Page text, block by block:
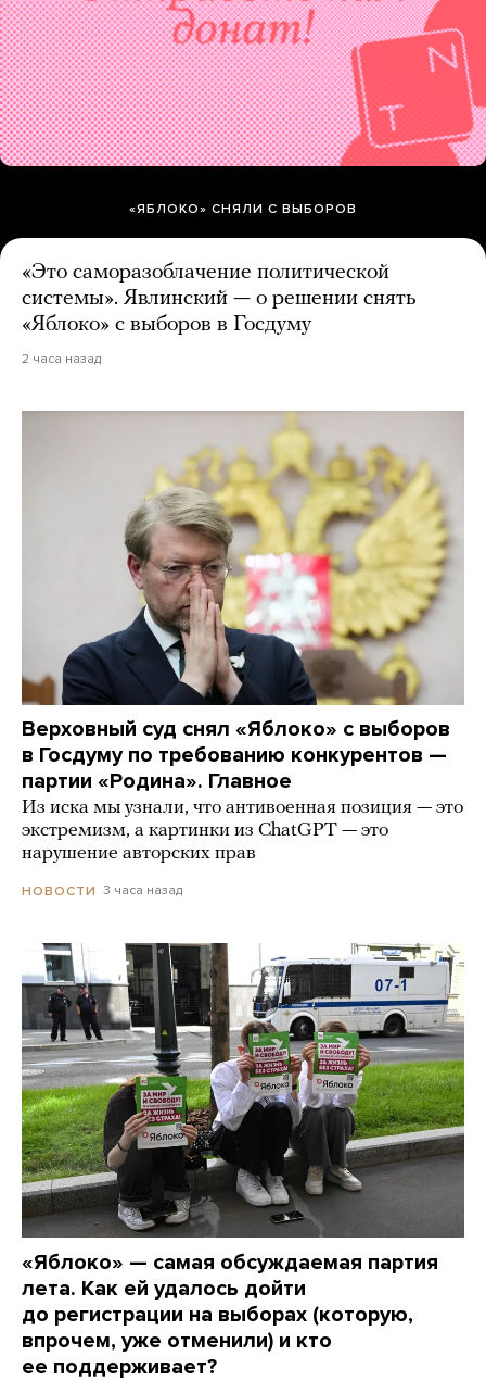
«ЯБЛОКО» СНЯЛИ С ВЫБОРОВ
«Это саморазоблачение политической
системы». Явлинский — о решении снять
«Яблоко» с выборов в Госдуму
2 часа назад
Верховный суд снял «Яблоко» с выборов
в Госдуму по требованию конкурентов —
партии «Родина». Главное
Из иска мы узнали, что антивоенная позиция — это
экстремизм, а картинки из СhatGPT — это
нарушение авторских прав
НОВОСТИ 3 часа назад
«Яблоко» — самая обсуждаемая партия
лета. Как ей удалось дойти
до регистрации на выборах (которую,
впрочем, уже отменили) и кто
ее поддерживает?